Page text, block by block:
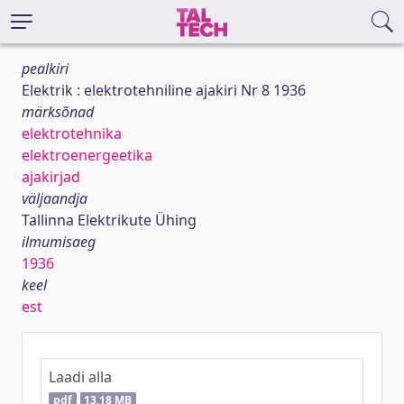
pealkiri
Elektrik : elektrotehniline ajakiri Nr 8 1936
märksõnad
elektrotehnika
elektroenergeetika
ajakirjad
väljaandja
Tallinna Elektrikute Ühing
ilmumisaeg
1936
keel
est
Laadi alla
pdf 13,18 MB